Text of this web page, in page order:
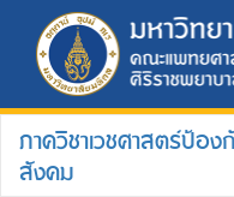
ภาควิชาเวชศาสตร์ป้อง
สังคม